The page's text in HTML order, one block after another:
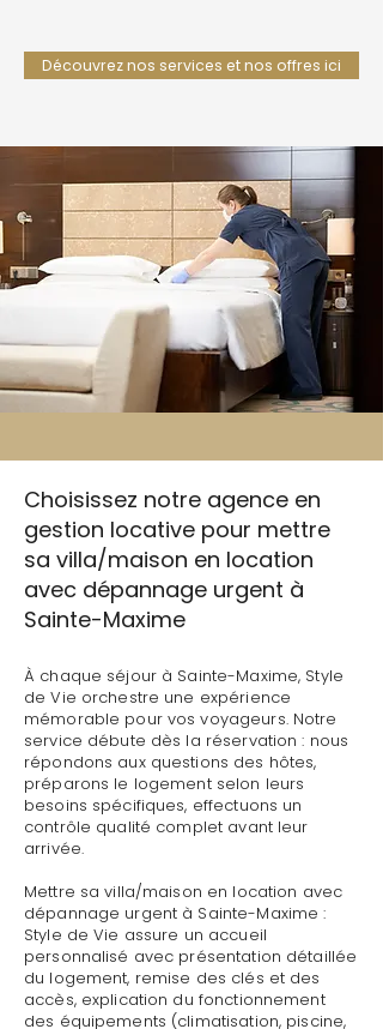
Découvrez nos services et nos offres ici
Choisissez notre agence en
gestion locative pour mettre
sa villa/maison en location
avec dépannage urgent à
Sainte-Maxime
À chaque séjour à Sainte-Maxime, Style
de Vie orchestre une expérience
mémorable pour vos voyageurs. Notre
service débute dès la réservation : nous
répondons aux questions des hôtes,
préparons le logement selon leurs
besoins spécifiques, effectuons un
contrôle qualité complet avant leur
arrivée.
Mettre sa villa/maison en location avec
dépannage urgent à Sainte-Maxime :
Style de Vie assure un accueil
personnalisé avec présentation détaillée
du logement, remise des clés et des
accès, explication du fonctionnement
des équipements (climatisation, piscine,